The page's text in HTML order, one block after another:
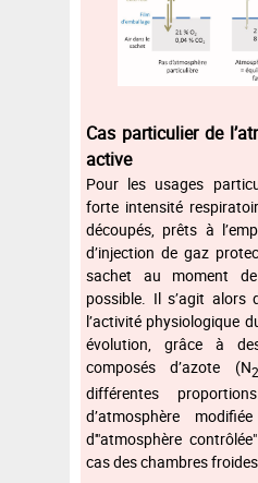
Cas particulier de
active
Pour les usages
forte intensité
découpés, prêts à
d’injection de gaz
sachet au moment
possible. Il s’agit alors
l’activité physiologique
évolution, grâce à
composés d’azote (N2
différentes
d’atmosphère
d'"atmosphère
cas des chambres